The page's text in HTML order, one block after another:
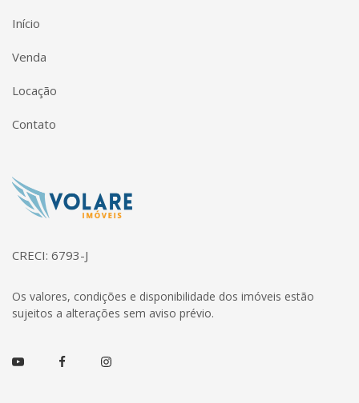
Início
Venda
Locação
Contato
Página inicial
CRECI: 6793-J
Os valores, condições e disponibilidade dos imóveis estão
sujeitos a alterações sem aviso prévio.
Youtube FacebookInstagram